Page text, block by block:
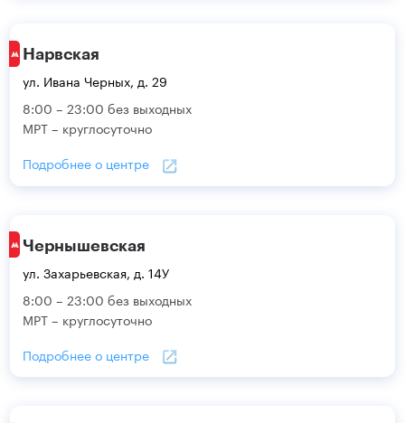
Нарвская
ул. Ивана Черных, д. 29
8:00 – 23:00 без выходных
МРТ – круглосуточно
Подробнее о центре
Чернышевская
ул. Захарьевская, д. 14У
8:00 – 23:00 без выходных
МРТ – круглосуточно
Подробнее о центре